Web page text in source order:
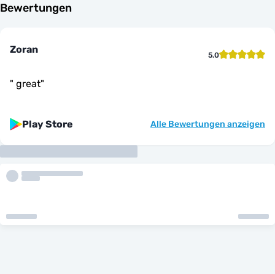
Bewertungen
Zoran 5.0
" great"
Play Store Alle Bewertungen anzeigen